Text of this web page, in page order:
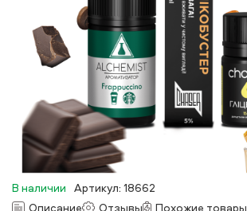
В наличии Артикул: 18662
Описание
Отзывы Похожие товары